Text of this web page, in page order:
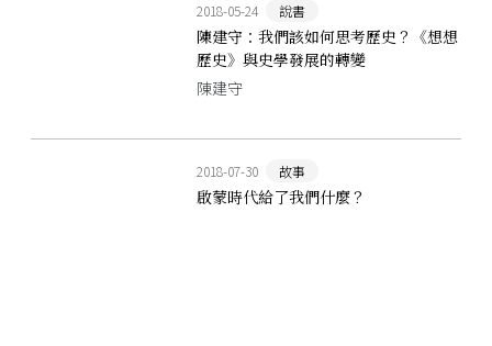
2018-05-24 說書
陳建守：我們該如何思考歷史？《想想
歷史》與史學發展的轉變
陳建守
2018-07-30 故事
啟蒙時代給了我們什麼？